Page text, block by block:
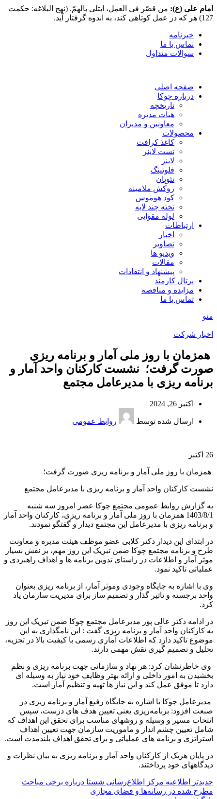
امام علی (ع): من قصّر فی العمل، ابتلی بالهمّ. (نهج البلاغه: حکمت
127) هر که در عمل کوتاهی کند، به اندوه گرفتار آید.
خبرنامه
تماس با ما
سوالات متداول
صفحه اصلی
درباره چوکا
تاریخچه
هیات مدیره
معاونین و مدیران
محصولات
کاغذ کرافت
تست لاینر
لاینر
فلوتینگ
نئوپان
روکش ملامینه
کود هوموس
تخته چند لایه
لوله مقوایی
ارتباطات
اخبار
تصاویر
ویدیو ها
مقالات
پیشنهاد و انتقادات
پرتال کارمند
مزایده و مناقصه
تماس با ما
منو
اخبار شرکت
️ همزمان با روز ملی آمار و برنامه ریزی
صورت گرفت؛ نشست کارکنان واحد آمار و
برنامه ریزی با مدیرعامل مجتمع
اکتبر 26, 2024
ارسال شده توسط روابط عمومی
26 اکتبر
️ همزمان با روز ملی آمار و برنامه ریزی صورت گرفت؛
نشست کارکنان واحد آمار و برنامه ریزی با مدیرعامل مجتمع
به گزارش روابط عمومی مجتمع چوکا عصر امروز سه شنبه
1403/8/1 همزمان با روز ملی آمار و برنامه ریزی، کارکنان واحد آمار
و برنامه ریزی با مدیرعامل این مجتمع دیدار و گفتگو نمودند.
در ابتدای این دیدار دکتر کلابی عضو موظف هیئت مدیره و معاونت
طرح و برنامه مجتمع چوکا ضمن تبریک این روز مهم، بر نقش بسیار
موثر آمار و اطلاعات در راستای تدوین برنامه ها و اهداف راهبردی و
عملیاتی تاکید نمود.
وی با اشاره به جایگاه وجودی وموثر آمار، از برنامه ریزی بعنوان
واحد برجسته و تاثیر گذار و تصمیم ساز برای مدیریت سازمان یاد
کرد.
در ادامه دکتر عالی پور مدیرعامل مجتمع چوکا ضمن تبریک این روز
به کارکنان واحد آمار و برنامه ریزی گفت : این نامگذاری به این
موضوع تاکید دارد که اطلاعات آماری رسمی با کیفیت بالا در تجزیه،
تحلیل و تصمیم گیری نقش مهمی دارند.
️ وی خاطرنشان کرد: هر نهاد و سازمانی جهت برنامه ریزی و نظم
بخشیدن به امور داخلی و ارائه بهتر وظایف خود نیاز به وسیله ای
دارد تا موفق عمل کند و این نیاز ها تهیه و تنظیم آمار است.
️ مدیرعامل چوکا با اشاره به جایگاه رفیع آمار و برنامه ریزی در
صنعت افزود: برنامه‌ریزی یعنی تعیین هدف های درست، سپس
انتخاب مسیر و وسیله و روشهای مناسب برای تحقق این اهداف که
شامل تعیین چشم انداز و ماموریت سازمان جهت تعیین اهداف
استراتژی و برنامه های عملیاتی و برای تحقق اهداف بلندمدت است.
در پایان هریک از کارکنان واحد آمار و برنامه ریزی به بیان نظرات و
دیدگاههای خود پرداختند.
جدیدتر
اطلاعیه مرکز اطلاع‌رسانی شستا درباره برخی مباحث
مطرح شده در رسانه‌ها و فضای مجازی